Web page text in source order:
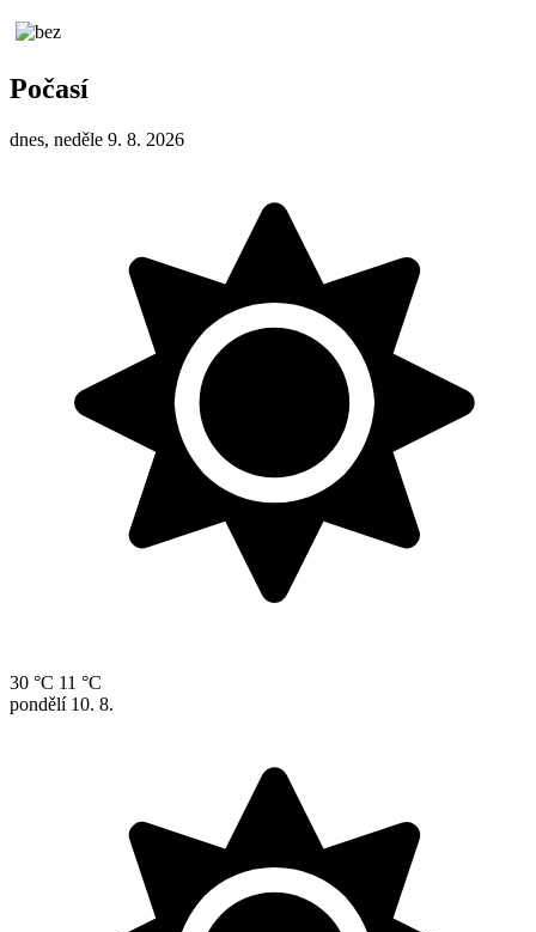
Počasí
dnes, neděle 9. 8. 2026
30 °C 11 °C
pondělí 10. 8.